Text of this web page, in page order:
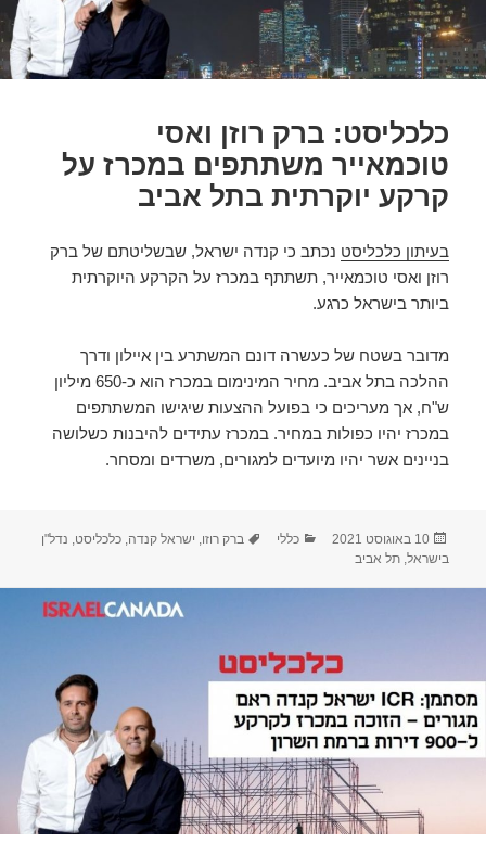
כלכליסט: ברק רוזן ואסי
טוכמאייר משתתפים במכרז על
קרקע יוקרתית בתל אביב
בעיתון כלכליסט נכתב כי קנדה ישראל, שבשליטתם של ברק
רוזן ואסי טוכמאייר, תשתתף במכרז על הקרקע היוקרתית
ביותר בישראל כרגע.
מדובר בשטח של כעשרה דונם המשתרע בין איילון ודרך
ההלכה בתל אביב. מחיר המינימום במכרז הוא כ-650 מיליון
ש"ח, אך מעריכים כי בפועל ההצעות שיגישו המשתתפים
במכרז יהיו כפולות במחיר. במכרז עתידים להיבנות כשלושה
בניינים אשר יהיו מיועדים למגורים, משרדים ומסחר.
פורסם
בתאריך
10 באוגוסט 2021 קטגוריות
כללי תגיות
ברק רוזו ישראל קנדה ,כלכליסט נדל"ן
בישראל ,תל אביב